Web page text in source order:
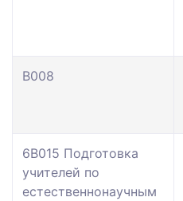
В008
6В015 Подготовка
учителей по
естественнонаучным